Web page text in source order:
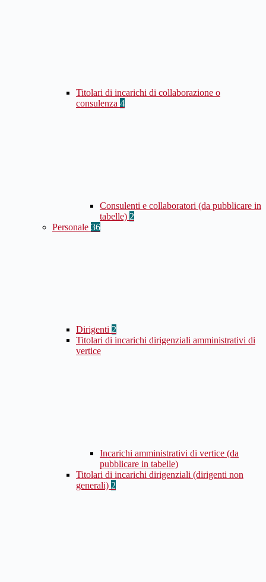
Titolari di incarichi di collaborazione o
consulenza 4
Consulenti e collaboratori (da pubblicare in
tabelle) 2
Personale 36
Dirigenti 2
Titolari di incarichi dirigenziali amministrativi di
vertice
Incarichi amministrativi di vertice (da
pubblicare in tabelle)
Titolari di incarichi dirigenziali (dirigenti non
generali) 2